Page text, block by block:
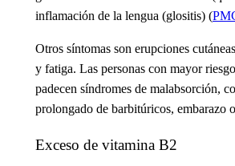
inflamación de la lengua (glositis) (
Otros síntomas son erupciones
y fatiga. Las personas con mayor
padecen síndromes de malabsorción,
prolongado de barbitúricos, embarazo
Exceso de vitamina B2